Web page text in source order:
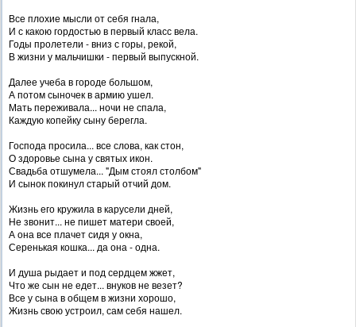
Все плохие мысли от себя гнала,
И с какою гордостью в первый класс вела.
Годы пролетели - вниз с горы, рекой,
В жизни у мальчишки - первый выпускной.
Далее учеба в городе большом,
А потом сыночек в армию ушел.
Мать переживала... ночи не спала,
Каждую копейку сыну берегла.
Господа просила... все слова, как стон,
О здоровье сына у святых икон.
Свадьба отшумела... "Дым стоял столбом"
И сынок покинул старый отчий дом.
Жизнь его кружила в карусели дней,
Не звонит... не пишет матери своей,
А она все плачет сидя у окна,
Серенькая кошка... да она - одна.
И душа рыдает и под сердцем жжет,
Что же сын не едет... внуков не везет?
Все у сына в общем в жизни хорошо,
Жизнь свою устроил, сам себя нашел.